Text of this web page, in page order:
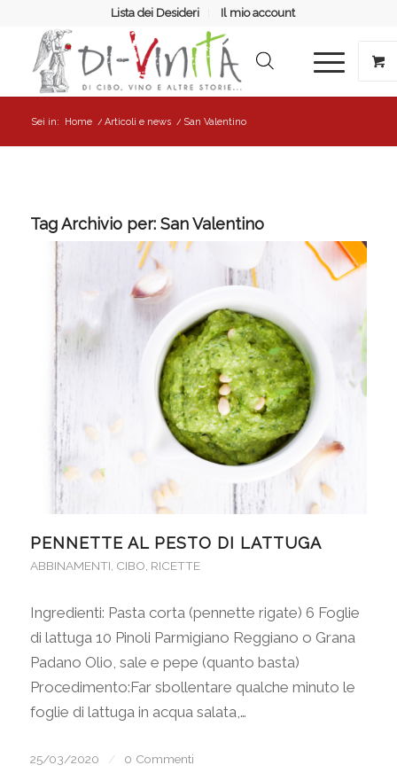
Lista dei Desideri Il mio account
Sei in: Home / Articoli e news / San Valentino
Tag Archivio per: San Valentino
PENNETTE AL PESTO DI LATTUGA
ABBINAMENTI CIBO RICETTE
Ingredienti: Pasta corta (pennette rigate) 6 Foglie
di lattuga 10 Pinoli Parmigiano Reggiano o Grana
Padano Olio, sale e pepe (quanto basta)
Procedimento:Far sbollentare qualche minuto le
foglie di lattuga in acqua salata,…
25/03/2020 / 0 Commenti